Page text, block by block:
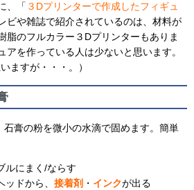
、「 ３Dプリンターで作成したフィギュ
ビや雑誌で紹介されているのは、材料が
脂のフルカラー３Dプリンターもありま
アを作っている人は少ないと思います。
ますが・・・。）
石膏の粉を微小の水滴で固めます。簡単
ルにまく/ならす
ドから、 接着剤 ・ インクが出る